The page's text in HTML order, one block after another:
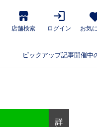
店舗検索 ログイン お気
ピックアップ記事開催中